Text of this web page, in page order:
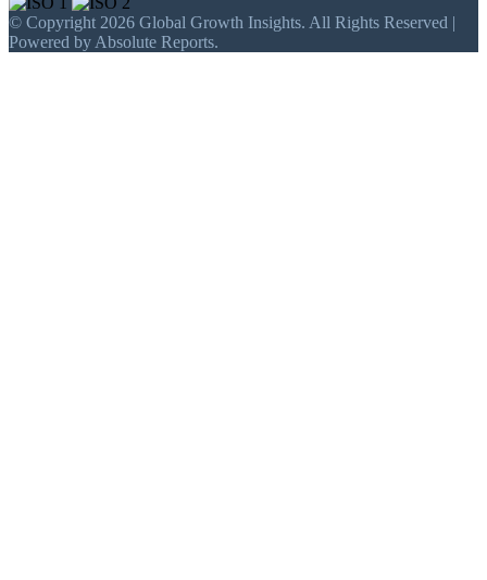
© Copyright 2026 Global Growth Insights. All Rights Reserved |
Powered by Absolute Reports.